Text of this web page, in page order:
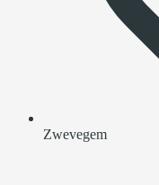
Zwevegem